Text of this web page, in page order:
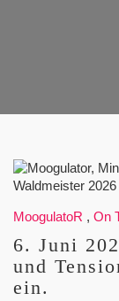
MoogulatoR , On
6. Juni
und
ein.